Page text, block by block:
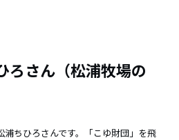
ろさん（松浦牧場の
浦ちひろさんです。「こゆ財団」を飛